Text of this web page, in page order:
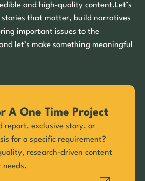
and high-quality content.Let’s
stories that matter, build narratives
important issues to the
let’s make something meaningful
A One Time Project
report, exclusive story, or
for a specific requirement?
research-driven content
needs.